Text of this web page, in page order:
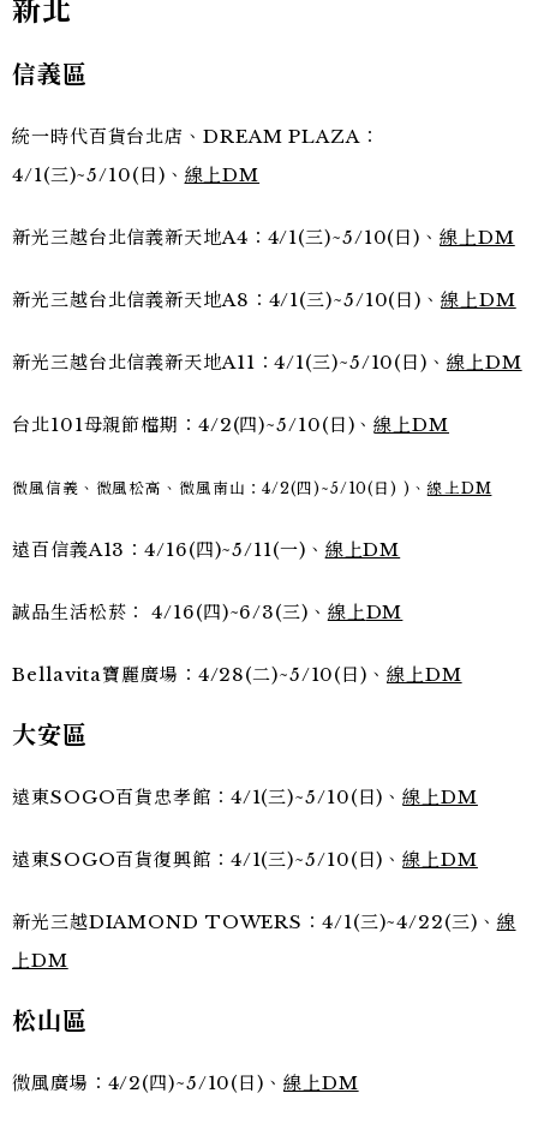
新北
信義區
統一時代百貨台北店、DREAM PLAZA：
4/1(三)~5/10(日)、 線上DM
新光三越台北信義新天地A4：4/1(三)~5/10(日)、線上DM
新光三越台北信義新天地A8：4/1(三)~5/10(日)、線上DM
新光三越台北信義新天地A11：4/1(三)~5/10(日)、 線上DM
台北101母親節檔期：4/2(四)~5/10(日)、線上DM
微風信義、微風松高、微風南山：4/2(四)~5/10(日) )、 線上DM
遠百信義A13：4/16(四)~5/11(一)、 線上DM
誠品生活松菸： 4/16(四)~6/3(三) 、 線上DM
Bellavita寶麗廣場：4/28(二)~5/10(日)、 線上DM
大安區
遠東SOGO百貨忠孝館：4/1(三)~5/10(日)、線上DM
遠東SOGO百貨復興館：4/1(三)~5/10(日)、線上DM
新光三越DIAMOND TOWERS：4/1(三)~4/22(三)、 線
上DM
松山區
微風廣場：4/2(四)~5/10(日)、 線上DM